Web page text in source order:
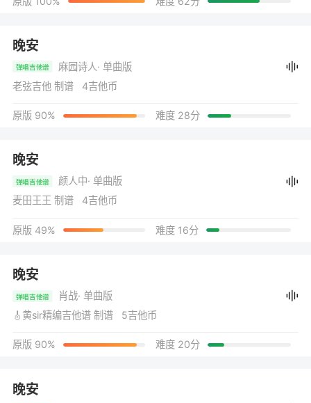
晚安
弹唱吉他谱 麻园诗人· 单曲版
老弦吉他 制谱 4吉他币
原版 90% 难度 28分
晚安
弹唱吉他谱 颜人中· 单曲版
麦田王王 制谱 4吉他币
原版 49% 难度 16分
晚安
弹唱吉他谱 肖战· 单曲版
🎸黄sir精编吉他谱 制谱 5吉他币
原版 90% 难度 20分
晚安